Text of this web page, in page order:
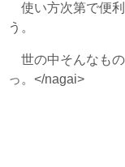
使い方次第で便
う。
世の中そんなもの
っ。</nagai>